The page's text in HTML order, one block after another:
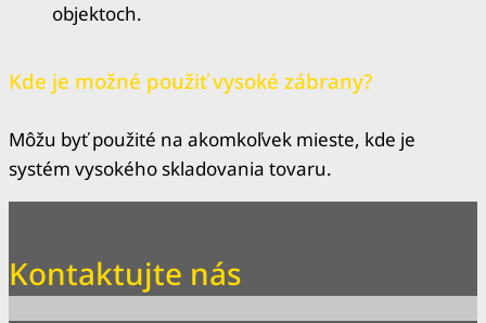
objektoch.
Kde je možné použiť vysoké zábrany?
Môžu byť použité na akomkoľvek mieste, kde je
systém vysokého skladovania tovaru.
Kontaktujte nás